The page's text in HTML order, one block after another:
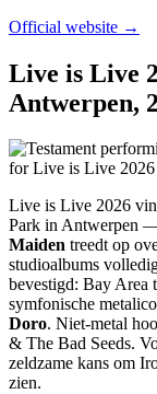
Official website →
Live is Live
Antwerpen,
Live is Live 2026
Park in Antwerpen
Maiden treedt op
studioalbums
bevestigd: Bay Area
symfonische
Doro. Niet-metal
& The Bad Seeds.
zeldzame kans om
zien.